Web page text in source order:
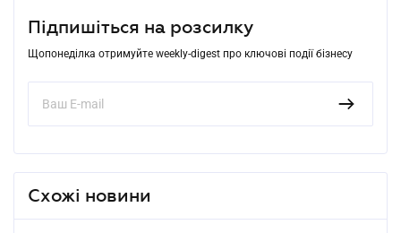
Підпишіться на розсилку
Щопонеділка отримуйте weekly-digest про ключові події бізнесу
Схожі новини